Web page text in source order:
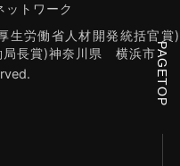
トワーク
生労働省人材開発統括官賞)
局長賞)神奈川県 横浜市PAGETOP